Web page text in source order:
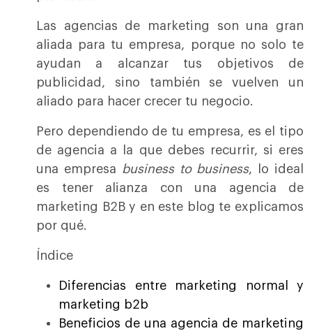
Las agencias de marketing son una gran
aliada para tu empresa, porque no solo te
ayudan a alcanzar tus objetivos de
publicidad, sino también se vuelven un
aliado para hacer crecer tu negocio.
Pero dependiendo de tu empresa, es el tipo
de agencia a la que debes recurrir, si eres
una empresa
business to business, lo ideal
es tener alianza con una agencia de
marketing B2B y en este blog te explicamos
por qué.
Índice
Diferencias entre marketing normal y
marketing b2b
Beneficios de una agencia de marketing